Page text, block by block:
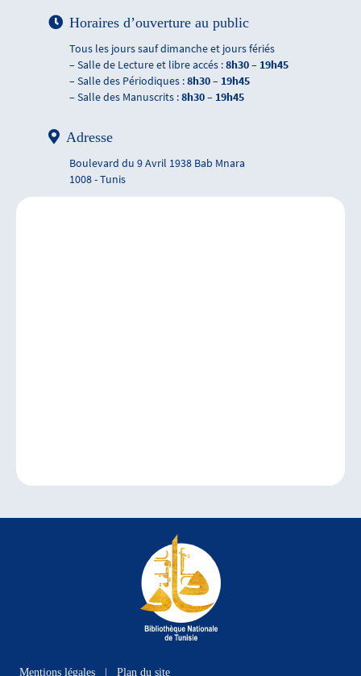
Horaires d’ouverture au public
Tous les jours sauf dimanche et jours fériés
– Salle de Lecture et libre accés :8h30 – 19h45
– Salle des Périodiques :8h30 – 19h45
– Salle des Manuscrits :8h30 – 19h45
Adresse
Boulevard du 9 Avril 1938 Bab Mnara
1008 - Tunis
Mentions légales Plan du site